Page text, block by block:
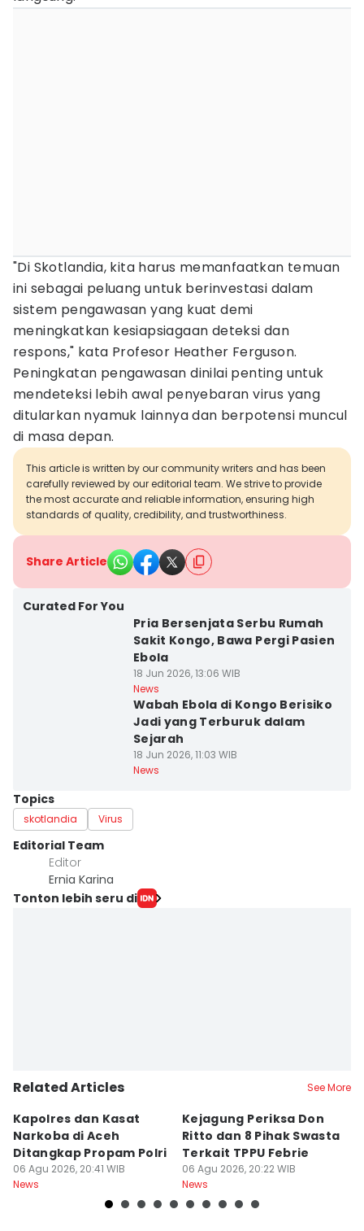
"Di Skotlandia, kita harus memanfaatkan temuan
ini sebagai peluang untuk berinvestasi dalam
sistem pengawasan yang kuat demi
meningkatkan kesiapsiagaan deteksi dan
respons," kata Profesor Heather Ferguson.
Peningkatan pengawasan dinilai penting untuk
mendeteksi lebih awal penyebaran virus yang
ditularkan nyamuk lainnya dan berpotensi muncul
di masa depan.
This article is written by our community writers and has been
carefully reviewed by our editorial team. We strive to provide
the most accurate and reliable information, ensuring high
standards of quality, credibility, and trustworthiness.
Share Article
Curated For You
Pria Bersenjata Serbu Rumah
Sakit Kongo, Bawa Pergi Pasien
Ebola
18 Jun 2026, 13:06 WIB
News
Wabah Ebola di Kongo Berisiko
Jadi yang Terburuk dalam
Sejarah
18 Jun 2026, 11:03 WIB
News
Topics
skotlandia Virus
Editorial Team
Editor
Ernia Karina
Tonton lebih seru di
Related Articles See More
Kapolres dan Kasat
Narkoba di Aceh
Ditangkap Propam Polri
06 Agu 2026, 20:41 WIB
News
Kejagung Periksa Don
Ritto dan 8 Pihak Swasta
Terkait TPPU Febrie
06 Agu 2026, 20:22 WIB
News